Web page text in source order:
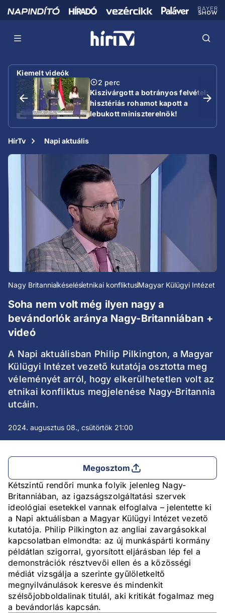
Kiemelt videók
2 perc
Kiszivárgott a botrányos felvétel:
hisztériás rohamot kapott a
lebukott miniszterelnök!
HírTv Napi aktuális
Nagy Britanniakéselésetnikai konfliktusMagyar Külügyi Intézet
Soha nem volt még ilyen nagy a
bevándorlók aránya Nagy-Britanniában +
videó
A Napi aktuálisban Philip Pilkington, a Magyar
Külügyi Intézet vezető kutatója osztotta meg
véleményét arról, hogy elkerülhetetlen volt az
etnikai konfliktus megjelenése Nagy-Britannia
utcáin.
2024. augusztus 08., csütörtök 21:00
Megosztom
Kétszintű rendőri munka folyik jelenleg Nagy-
Britanniában, az igazságszolgáltatási szervek
ideológiai esetekkel vannak elfoglalva – jelentette ki
a Napi aktuálisban a Magyar Külügyi Intézet vezető
kutatója. Philip Pilkington az angliai zavargásokkal
kapcsolatban elmondta: az új munkáspárti kormány
példátlan szigorral, gyorsított eljárásban lép fel a
demonstrációk résztvevői ellen és a közösségi
médiát vizsgálja a szerinte gyűlöletkeltő
megnyilvánulások keresve és mindenkit
szélsőjobboldalinak titulál, aki kritikát fogalmaz meg
a bevándorlás kapcsán.